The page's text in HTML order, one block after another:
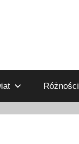
Różności